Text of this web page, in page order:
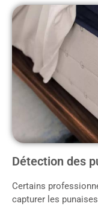
Détection des
Certains
capturer les